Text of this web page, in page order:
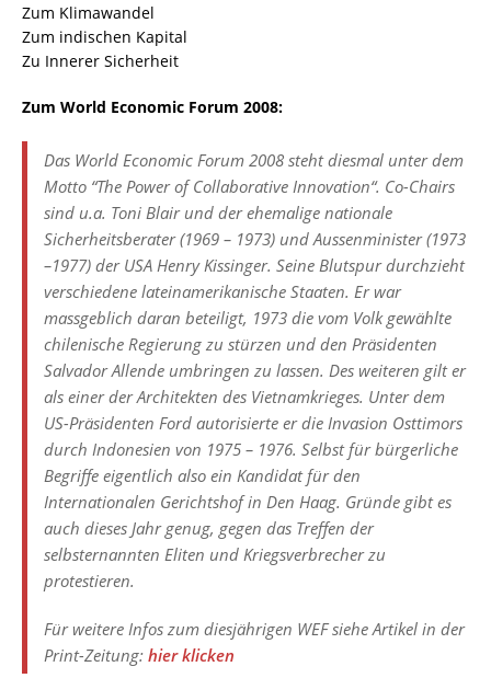
Zum Klimawandel
Zum indischen Kapital
Zu Innerer Sicherheit
Zum World Economic Forum 2008:
Das World Economic Forum 2008 steht diesmal unter dem
Motto “The Power of Collaborative Innovation“. Co-Chairs
sind u.a. Toni Blair und der ehemalige nationale
Sicherheitsberater (1969 – 1973) und Aussenminister (1973
–1977) der USA Henry Kissinger. Seine Blutspur durchzieht
verschiedene lateinamerikanische Staaten. Er war
massgeblich daran beteiligt, 1973 die vom Volk gewählte
chilenische Regierung zu stürzen und den Präsidenten
Salvador Allende umbringen zu lassen. Des weiteren gilt er
als einer der Architekten des Vietnamkrieges. Unter dem
US-Präsidenten Ford autorisierte er die Invasion Osttimors
durch Indonesien von 1975 – 1976. Selbst für bürgerliche
Begriffe eigentlich also ein Kandidat für den
Internationalen Gerichtshof in Den Haag. Gründe gibt es
auch dieses Jahr genug, gegen das Treffen der
selbsternannten Eliten und Kriegsverbrecher zu
protestieren.
Für weitere Infos zum diesjährigen WEF siehe Artikel in der
Print-Zeitung: hier klicken